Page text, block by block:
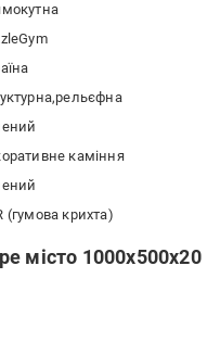
рельєфна
каміння
(гумова крихта)
місто 1000х500х20